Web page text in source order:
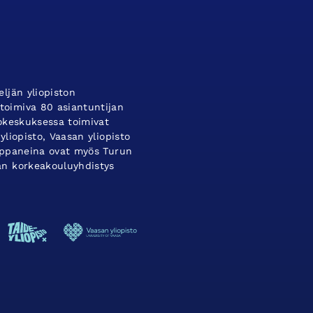
yliopiston
80 asiantuntijan
toimivat
Vaasan yliopisto
ovat myös Turun
korkeakouluyhdistys